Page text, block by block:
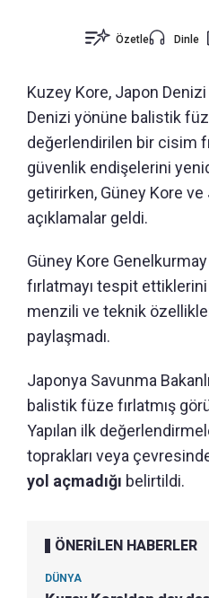
Özetle Dinle
Kuzey Kore, Japon
Denizi yönüne balistik
değerlendirilen bir cisim
güvenlik endişelerini
getirirken, Güney Kore
açıklamalar geldi.
Güney Kore Genelkurmay
fırlatmayı tespit
menzili ve teknik
paylaşmadı.
Japonya Savunma
balistik füze fırlatmış
Yapılan ilk
toprakları veya
yol açmadığı belirtildi.
ÖNERİLEN HABERLER
DÜNYA